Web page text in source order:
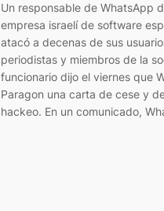
Un responsable de WhatsApp
empresa israelí de software
atacó a decenas de sus
periodistas y miembros de la
funcionario dijo el viernes que
Paragon una carta de cese y
hackeo. En un comunicado,